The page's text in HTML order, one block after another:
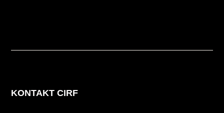
KONTAKT CIRF